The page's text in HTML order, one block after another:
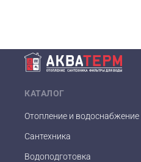
КАТАЛОГ
Отопление и водоснабжение
Сантехника
Водоподготовка